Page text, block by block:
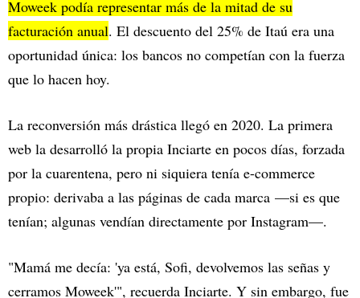
Moweek podía representar más de la mitad de su
facturación anual. El descuento del 25% de Itaú era una
oportunidad única: los bancos no competían con la fuerza
que lo hacen hoy.
La reconversión más drástica llegó en 2020. La primera
web la desarrolló la propia Inciarte en pocos días, forzada
por la cuarentena, pero ni siquiera tenía e-commerce
propio: derivaba a las páginas de cada marca —si es que
tenían; algunas vendían directamente por Instagram—.
"Mamá me decía: 'ya está, Sofi, devolvemos las señas y
cerramos Moweek'", recuerda Inciarte. Y sin embargo, fue